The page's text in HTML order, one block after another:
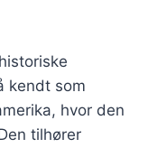
kendt som
hvor den
tilhører